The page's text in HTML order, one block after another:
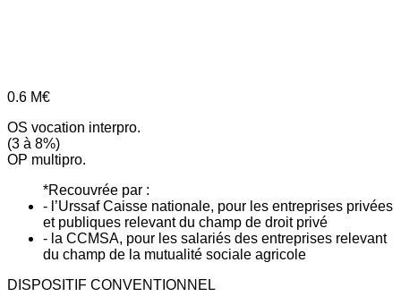
0.6 M€
OS vocation interpro.
(3 à 8%)
OP multipro.
*Recouvrée par :
- l’Urssaf Caisse nationale, pour les entreprises privées
et publiques relevant du champ de droit privé
- la CCMSA, pour les salariés des entreprises relevant
du champ de la mutualité sociale agricole
DISPOSITIF CONVENTIONNEL